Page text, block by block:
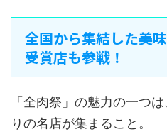
全国から集結した美
受賞店も参戦！
「全肉祭」の魅力の一つ
りの名店が集まること。